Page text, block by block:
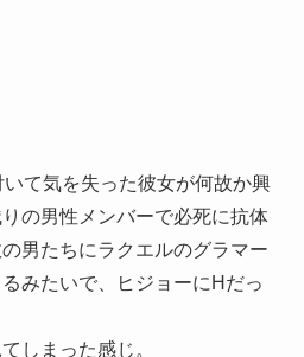
て気を失った彼女が何故か興
の男性メンバーで必死に抗体
男たちにラクエルのグラマー
みたいで、ヒジョーにHだっ
しまった感じ。